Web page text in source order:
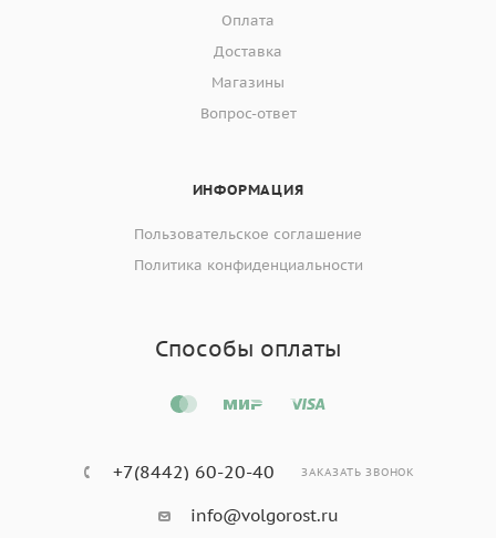
Оплата
Доставка
Магазины
Вопрос-ответ
ИНФОРМАЦИЯ
Пользовательское соглашение
Политика конфиденциальности
Способы оплаты
+7(8442) 60-20-40 ЗАКАЗАТЬ ЗВОНОК
info@volgorost.ru